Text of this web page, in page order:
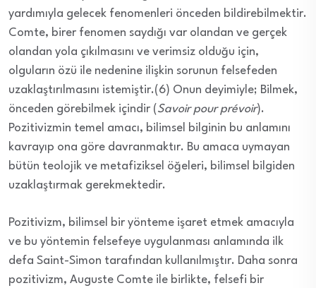
yardımıyla gelecek fenomenleri önceden bildirebilmektir.
Comte, birer fenomen saydığı var olandan ve gerçek
olandan yola çıkılmasını ve verimsiz olduğu için,
olguların özü ile nedenine ilişkin sorunun felsefeden
uzaklaştırılmasını istemiştir.(6) Onun deyimiyle; Bilmek,
önceden görebilmek içindir (Savoir pour prévoir).
Pozitivizmin temel amacı, bilimsel bilginin bu anlamını
kavrayıp ona göre davranmaktır. Bu amaca uymayan
bütün teolojik ve metafiziksel öğeleri, bilimsel bilgiden
uzaklaştırmak gerekmektedir.
Pozitivizm, bilimsel bir yönteme işaret etmek amacıyla
ve bu yöntemin felsefeye uygulanması anlamında ilk
defa Saint-Simon tarafından kullanılmıştır. Daha sonra
pozitivizm, Auguste Comte ile birlikte, felsefi bir